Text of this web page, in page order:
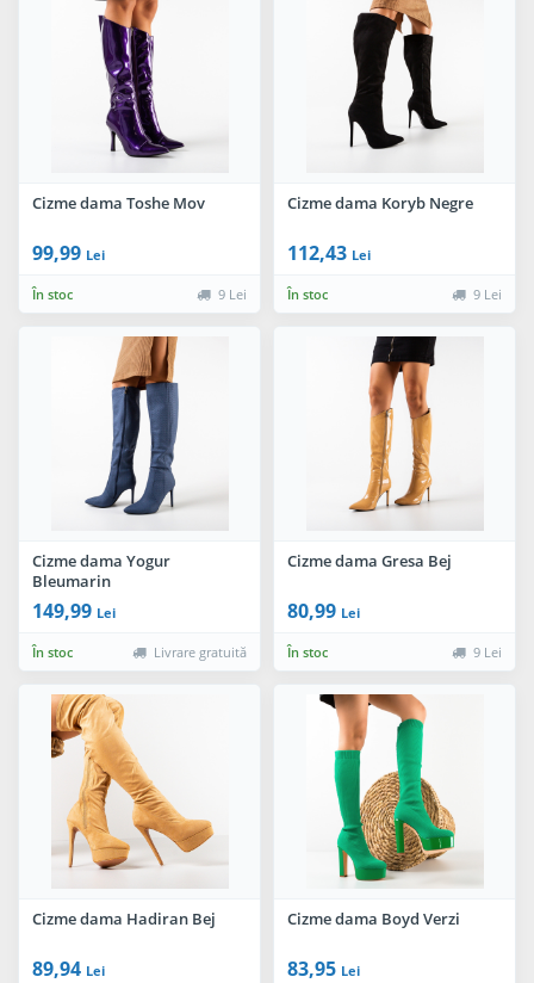
Cizme dama Toshe Mov
99,99 Lei
În stoc 9 Lei
Cizme dama Koryb Negre
112,43 Lei
În stoc 9 Lei
Cizme dama Yogur
Bleumarin
149,99 Lei
În stoc Livrare gratuită
Cizme dama Gresa Bej
80,99 Lei
În stoc 9 Lei
Cizme dama Hadiran Bej
89,94 Lei
Cizme dama Boyd Verzi
83,95 Lei